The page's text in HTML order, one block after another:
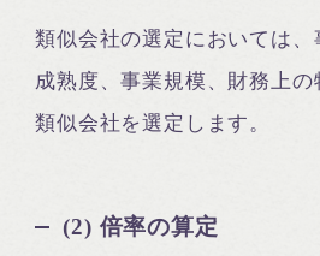
類似会社の選定においては
成熟度、事業規模、財務上の
類似会社を選定します。
(2) 倍率の算定